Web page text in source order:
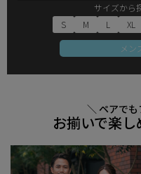
サイズから
S
M L XL
メン
＼ ペアで
お揃いで楽